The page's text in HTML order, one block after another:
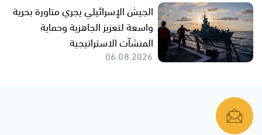
الجيش الإسرائيلي يجري مناورة بحرية
واسعة لتعزيز الجاهزية وحماية
المنشآت الاستراتيجية
06.08.2026